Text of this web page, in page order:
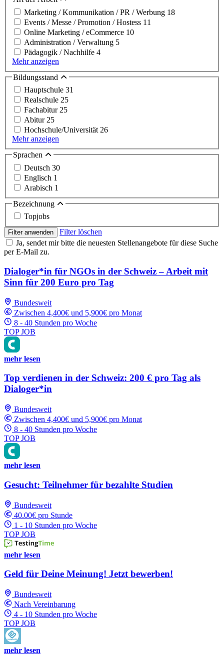
Marketing / Kommunikation / PR / Werbung 18
Events / Messe / Promotion / Hostess 11
Online Marketing / eCommerce 10
Administration / Verwaltung 5
Pädagogik / Nachhilfe 4
Mehr anzeigen
Bildungsstand
Hauptschule 31
Realschule 25
Fachabitur 25
Abitur 25
Hochschule/Universität 26
Mehr anzeigen
Sprachen
Deutsch 30
Englisch 1
Arabisch 1
Bezeichnung
Topjobs
Filter anwenden
Filter löschen
Ja, sendet mir bitte die neuesten Stellenangebote für diese Suche
per E-Mail zu.
Dialoger*in für NGOs in der Schweiz – Arbeit mit
Sinn für 200 Euro pro Tag
Bundesweit
Zwischen 4,400€ und 5,900€ pro Monat
8 - 40 Stunden pro Woche
TOP JOB
mehr lesen
Top verdienen in der Schweiz: 200 € pro Tag als
Dialoger*in
Bundesweit
Zwischen 4,400€ und 5,900€ pro Monat
8 - 40 Stunden pro Woche
TOP JOB
mehr lesen
Gesucht: Teilnehmer für bezahlte Studien
Bundesweit
40.00€ pro Stunde
1 - 10 Stunden pro Woche
TOP JOB
mehr lesen
Geld für Deine Meinung! Jetzt bewerben!
Bundesweit
Nach Vereinbarung
4 - 10 Stunden pro Woche
TOP JOB
mehr lesen